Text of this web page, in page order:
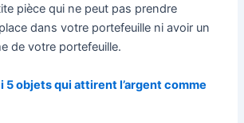
pièce qui ne peut pas prendre
dans votre portefeuille ni avoir un
de votre portefeuille.
5 objets qui attirent l’argent comme